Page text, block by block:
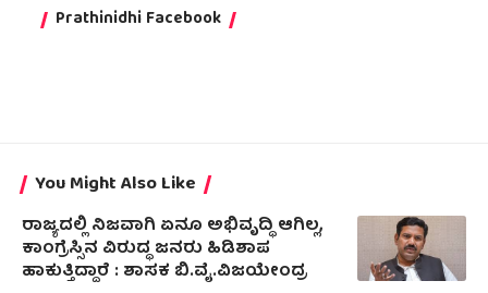
Prathinidhi Facebook
You Might Also Like
ರಾಜ್ಯದಲ್ಲಿ ನಿಜವಾಗಿ ಏನೂ ಅಭಿವೃದ್ಧಿ ಆಗಿಲ್ಲ,
ಕಾಂಗ್ರೆಸ್ಸಿನ ವಿರುದ್ಧ ಜನರು ಹಿಡಿಶಾಪ
ಹಾಕುತ್ತಿದ್ದಾರೆ : ಶಾಸಕ ಬಿ.ವೈ.ವಿಜಯೇಂದ್ರ